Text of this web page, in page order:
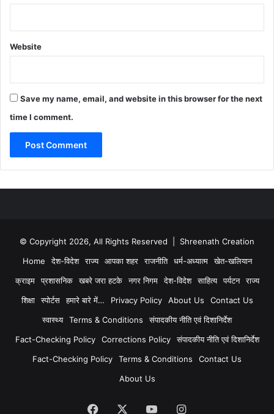
Website
Save my name, email, and website in this browser for the next
time I comment.
© Copyright 2026, All Rights Reserved | Shreenath Creation
Home
देश-विदेश राज्य आपका शहर राजनीति धर्म-अध्यात्म
खेत-खलियान
क्राइम
प्रशासनिक खबरे जरा हटके नगर निगम देश-विदेश साहित्य पर्यटन
राज्य
शिक्षा
स्पोर्टस हमारे बारे में… Privacy Policy About Us
Contact Us
स्वास्थ्य
Terms & Conditions
संपादकीय नीति एवं दिशानिर्देश
Fact-Checking Policy
Corrections Policy
संपादकीय नीति एवं दिशानिर्देश
Fact-Checking Policy
Terms & Conditions
Contact Us
About Us
Facebook YouTubeInstagram